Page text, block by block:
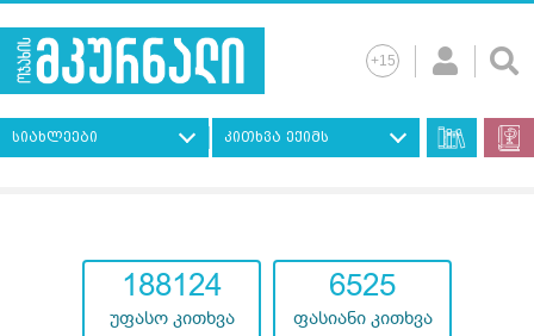
სიახლეები კითხვა ექიმს
193117
უფასო კითხვა
7247
ფასიანი კითხვა